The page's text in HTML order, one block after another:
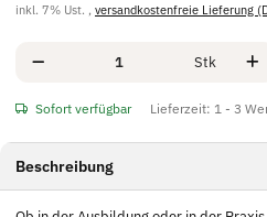
inkl. 7% Ust. , versandkostenfreie Lieferung
Stk
Sofort verfügbar Lieferzeit: 1 - 3
Beschreibung